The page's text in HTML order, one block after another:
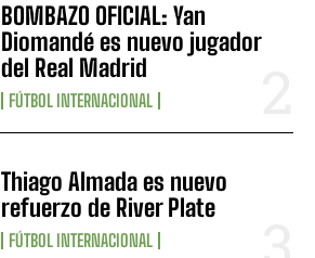
BOMBAZO OFICIAL: Yan
Diomandé es nuevo jugador
del Real Madrid
FÚTBOL INTERNACIONAL
Thiago Almada es nuevo
refuerzo de River Plate
FÚTBOL INTERNACIONAL